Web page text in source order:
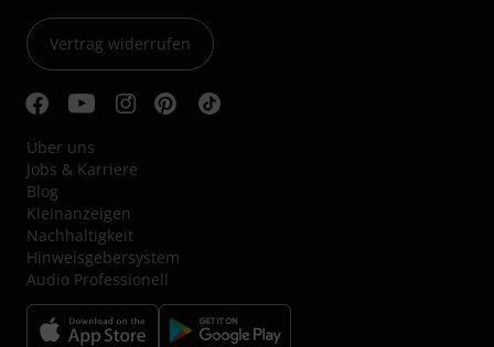
Vertrag widerrufen
Über uns
Jobs & Karriere
Blog
Kleinanzeigen
Nachhaltigkeit
Hinweisgebersystem
Audio Professionell